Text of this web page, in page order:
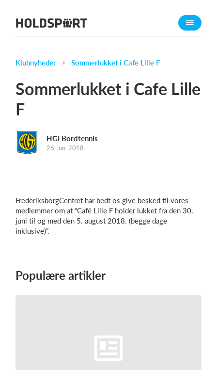
Om Holdsport
Presseomtale
Kontingentopkrævning
Hvad koster det?
Klubnyheder Sommerlukket i Cafe Lille F
Sommerlukket i Cafe Lille
F
HGI Bordtennis
26. jun. 2018
FrederiksborgCentret har bedt os give besked til vores
medlemmer om at “Café Lille F holder lukket fra den 30.
juni til og med den 5. august 2018. (begge dage
inklusive)”.
Populære artikler